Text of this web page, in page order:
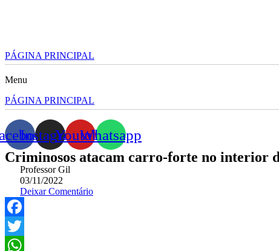
PÁGINA PRINCIPAL
Menu
PÁGINA PRINCIPAL
InstagramYoutubeWhatsapp
Criminosos atacam carro-forte no interior
Professor Gil
03/11/2022
Deixar Comentário
Facebook
Twitter